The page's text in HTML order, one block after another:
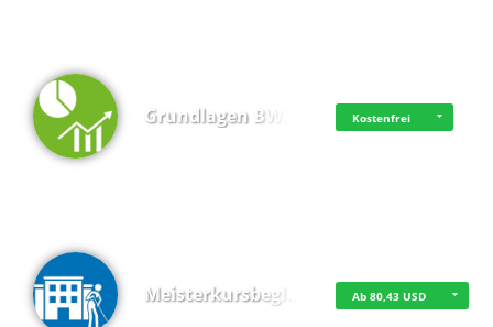
Grundlagen BWL Kostenfrei
Meisterkursbegl… Ab 80,43 USD